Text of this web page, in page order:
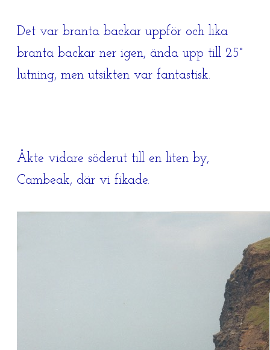
Det var branta backar uppför och lika
branta backar ner igen, ända upp till 25°
lutning, men utsikten var fantastisk.
Åkte vidare söderut till en liten by,
Cambeak, där vi fikade.